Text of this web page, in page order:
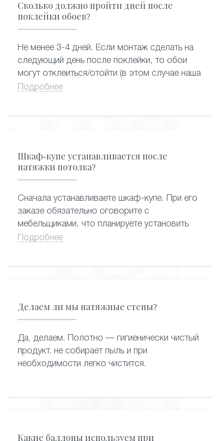
Сколько должно пройти дней после
поклейки обоев?
Не менее 3-4 дней. Если монтаж сделать на
следующий день после поклейки, то обои
могут отклеиться/отойти (в этом случае наша
компания не несет ответственность).
Подробнее
Шкаф-купе устанавливается после
натяжки потолка?
Сначала устанавливаете шкаф-купе. При его
заказе обязательно оговорите с
мебельщиками, что планируете установить
натяжной потолок и поэтому сверху, под
потолком точки крепления.
Подробнее
Делаем ли мы натяжные стены?
Да, делаем. Полотно — гигиенически чистый
продукт, не собирает пыль и при
необходимости легко чистится.
Какие баллоны используем при